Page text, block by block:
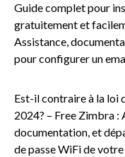
Guide complet pour
gratuitement et
Assistance,
pour configurer un
Est-il contraire à la loi
2024? – Free Zimbra :
documentation, et
de passe WiFi de